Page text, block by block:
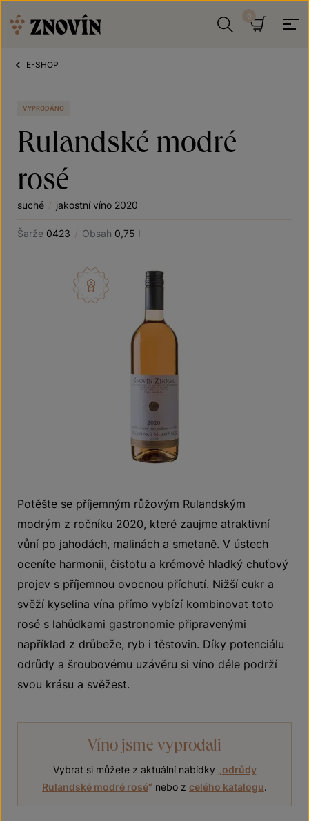
E-SHOP
VYPRODÁNO
Rulandské modré
rosé
suché / jakostní víno 2020
Šarže 0423 / Obsah 0,75 l
Potěšte se příjemným růžovým Rulandským
modrým z ročníku 2020, které zaujme atraktivní
vůní po jahodách, malinách a smetaně. V ústech
oceníte harmonii, čistotu a krémově hladký chuťový
projev s příjemnou ovocnou příchutí. Nižší cukr a
svěží kyselina vína přímo vybízí kombinovat toto
rosé s lahůdkami gastronomie připravenými
například z drůbeže, ryb i těstovin. Díky potenciálu
odrůdy a šroubovému uzávěru si víno déle podrží
svou krásu a svěžest.
Víno jsme vyprodali
Vybrat si můžete z aktuální nabídky
odrůdy
Rulandské modré rosé“ nebo z celého katalogu.